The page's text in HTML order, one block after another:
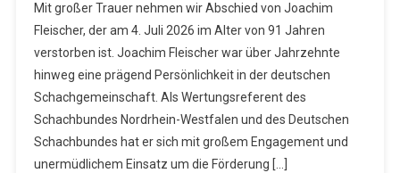
Mit großer Trauer nehmen wir Abschied von Joachim
Fleischer, der am 4. Juli 2026 im Alter von 91 Jahren
verstorben ist. Joachim Fleischer war über Jahrzehnte
hinweg eine prägend Persönlichkeit in der deutschen
Schachgemeinschaft. Als Wertungsreferent des
Schachbundes Nordrhein-Westfalen und des Deutschen
Schachbundes hat er sich mit großem Engagement und
unermüdlichem Einsatz um die Förderung […]